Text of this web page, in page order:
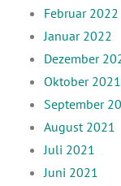
Februar 2022
Januar 2022
Dezember
Oktober 2021
September
August 2021
Juli 2021
Juni 2021